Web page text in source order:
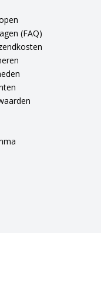
(FAQ)